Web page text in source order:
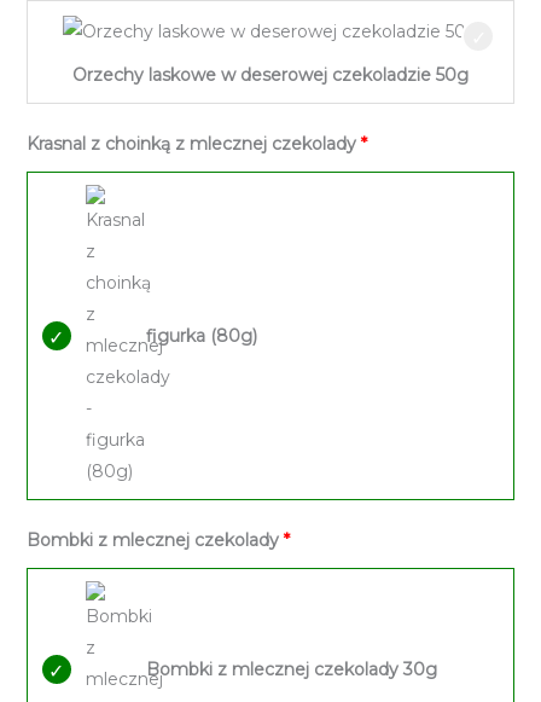
Orzechy laskowe w deserowej czekoladzie 50g
Krasnal z choinką z mlecznej czekolady
figurka (80g)
Bombki z mlecznej czekolady
Bombki z mlecznej czekolady 30g